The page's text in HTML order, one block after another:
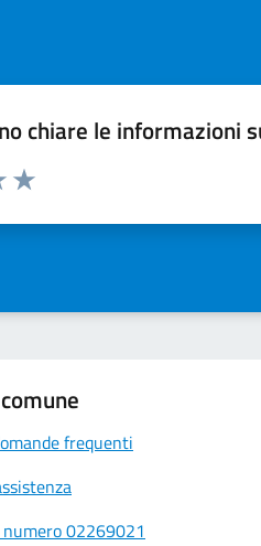
chiare le informazioni
la pagina
frequenti
02269021